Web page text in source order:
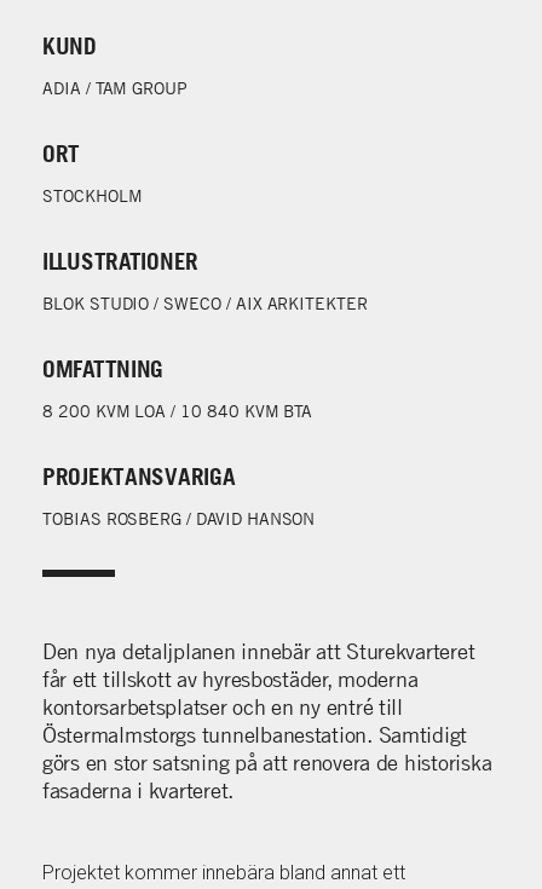
KUND
ADIA / TAM GROUP
ORT
STOCKHOLM
ILLUSTRATIONER
BLOK STUDIO / SWECO / AIX ARKITEKTER
OMFATTNING
8 200 KVM LOA / 10 840 KVM BTA
PROJEKTANSVARIGA
TOBIAS ROSBERG / DAVID HANSON
Den nya detaljplanen innebär att Sturekvarteret
får ett tillskott av hyresbostäder, moderna
kontorsarbetsplatser och en ny entré till
Östermalmstorgs tunnelbanestation. Samtidigt
görs en stor satsning på att renovera de historiska
fasaderna i kvarteret.
Projektet kommer innebära bland annat ett